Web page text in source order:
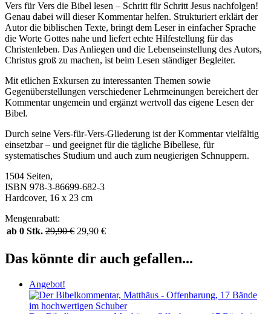
Vers für Vers die Bibel lesen – Schritt für Schritt Jesus nachfolgen!
Genau dabei will dieser Kommentar helfen. Strukturiert erklärt der
Autor die biblischen Texte, bringt dem Leser in einfacher Sprache
die Worte Gottes nahe und liefert echte Hilfestellung für das
Christenleben. Das Anliegen und die Lebenseinstellung des Autors,
Christus groß zu machen, ist beim Lesen ständiger Begleiter.
Mit etlichen Exkursen zu interessanten Themen sowie
Gegenüberstellungen verschiedener Lehrmeinungen bereichert der
Kommentar ungemein und ergänzt wertvoll das eigene Lesen der
Bibel.
Durch seine Vers-für-Vers-Gliederung ist der Kommentar vielfältig
einsetzbar – und geeignet für die tägliche Bibellese, für
systematisches Studium und auch zum neugierigen Schnuppern.
1504 Seiten,
ISBN 978-3-86699-682-3
Hardcover, 16 x 23 cm
Mengenrabatt:
ab 0 Stk. 29,90€ 29,90 €
Das könnte dir auch gefallen...
Angebot!